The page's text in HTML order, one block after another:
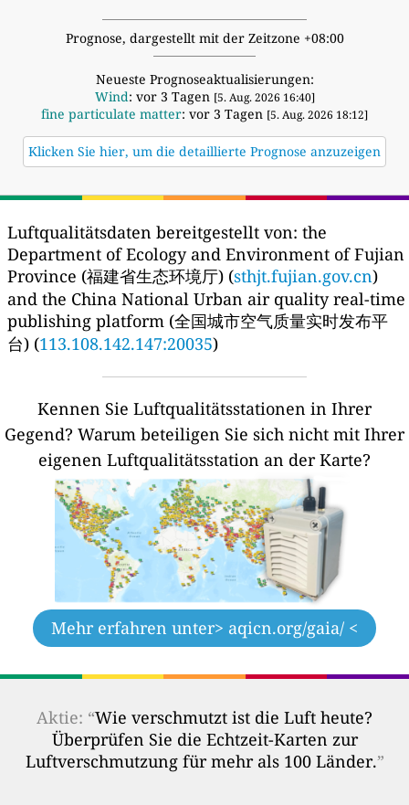
Prognose, dargestellt mit der Zeitzone +08:00
Neueste Prognoseaktualisierungen:
Wind: vor 3 Tagen [5. Aug. 2026 16:40]
fine particulate matter: vor 3 Tagen [5. Aug. 2026 18:12]
Klicken Sie hier, um die detaillierte Prognose anzuzeigen
Luftqualitätsdaten bereitgestellt von: the
Department of Ecology and Environment of Fujian
Province (福建省生态环境厅) (sthjt.fujian.gov.cn)
and the China National Urban air quality real-time
publishing platform (全国城市空气质量实时发布平
台) (113.108.142.147:20035)
Kennen Sie Luftqualitätsstationen in Ihrer
Gegend? Warum beteiligen Sie sich nicht mit Ihrer
eigenen Luftqualitätsstation an der Karte?
Mehr erfahren unter> aqicn.org/gaia/ <
Aktie: “Wie verschmutzt ist die Luft heute?
Überprüfen Sie die Echtzeit-Karten zur
Luftverschmutzung für mehr als 100 Länder.”